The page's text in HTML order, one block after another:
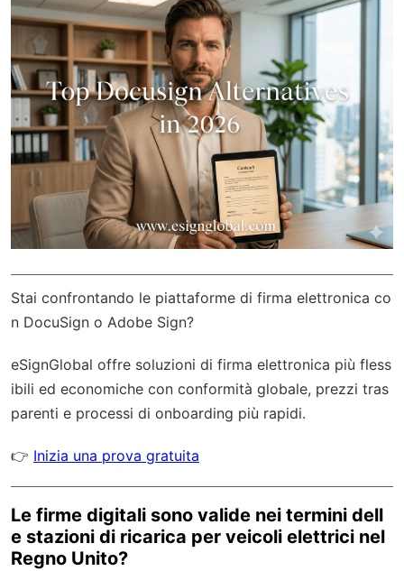
Stai confrontando le piattaforme di firma elettronica co
n DocuSign o Adobe Sign?
eSignGlobal offre soluzioni di firma elettronica più fless
ibili ed economiche con conformità globale, prezzi tras
parenti e processi di onboarding più rapidi.
👉 Inizia una prova gratuita
Le firme digitali sono valide nei termini dell
e stazioni di ricarica per veicoli elettrici nel
Regno Unito?